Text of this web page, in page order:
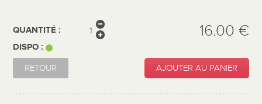
QUANTITÉ :
DISPO :
16.00 €
RETOUR AJOUTER AU PANIER